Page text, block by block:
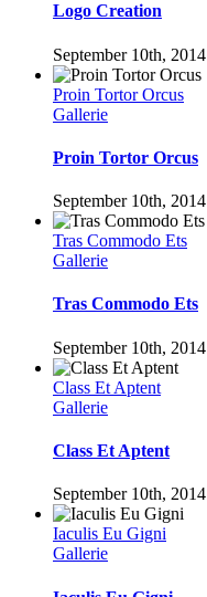
Logo Creation
September 10th, 2014
Proin Tortor Orcus
Gallerie
Proin Tortor Orcus
September 10th, 2014
Tras Commodo Ets
Gallerie
Tras Commodo Ets
September 10th, 2014
Class Et Aptent
Gallerie
Class Et Aptent
September 10th, 2014
Iaculis Eu Gigni
Gallerie